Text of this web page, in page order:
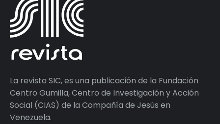
La revista SIC, es una publicación de la Fundación
Centro Gumilla, Centro de Investigación y Acción
Social (CIAS) de la Compañía de Jesús en
Venezuela.